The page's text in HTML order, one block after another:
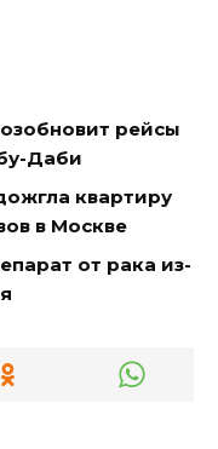
рейсы
Даби
квартиру
в Москве
от рака из-